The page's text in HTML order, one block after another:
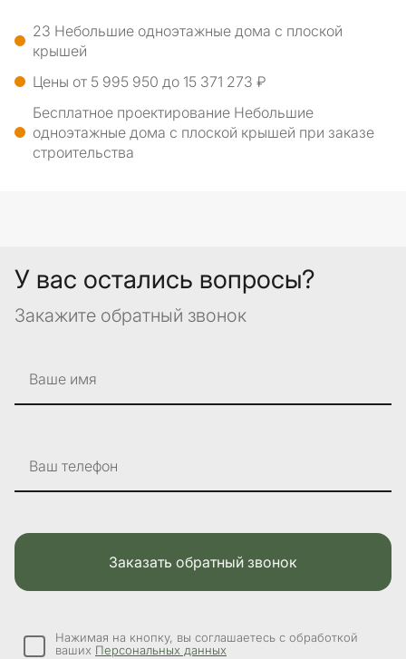
23 Небольшие одноэтажные дома с плоской
крышей
Цены от 5 995 950 до 15 371 273 ₽
Бесплатное проектирование Небольшие
одноэтажные дома с плоской крышей при заказе
строительства
У вас остались вопросы?
Закажите обратный звонок
Ваше имя
Ваш телефон
Заказать обратный звонок
Нажимая на кнопку, вы соглашаетесь с обработкой
ваших Персональных данных